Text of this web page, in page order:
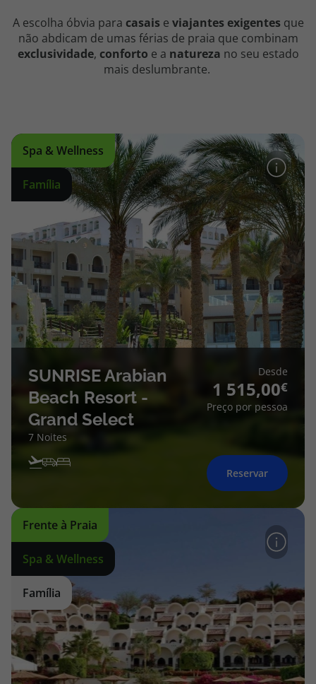
A escolha óbvia para casaise viajantes exigentesque
não abdicam de umas férias de praia que combinam
exclusividade, conforto e a natureza no seu estado
mais deslumbrante.
Spa & Wellness
Família
SUNRISE Arabian
Beach Resort -
Grand Select
7 Noites
Desde
1 515,00
Preço por pessoa
Reservar
Frente à Praia
Spa & Wellness
Família